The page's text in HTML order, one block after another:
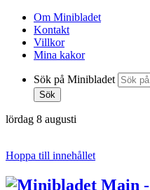
Om Minibladet
Kontakt
Villkor
Mina kakor
Sök på Minibladet
Sök
lördag 8 augusti
Hoppa till innehållet